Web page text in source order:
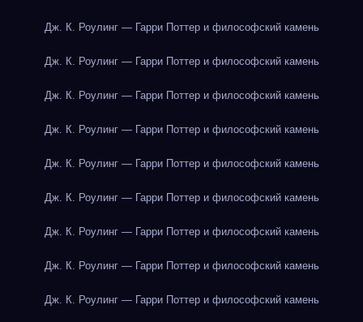
Дж. К. Роулинг — Гарри Поттер и философский камень
Дж. К. Роулинг — Гарри Поттер и философский камень
Дж. К. Роулинг — Гарри Поттер и философский камень
Дж. К. Роулинг — Гарри Поттер и философский камень
Дж. К. Роулинг — Гарри Поттер и философский камень
Дж. К. Роулинг — Гарри Поттер и философский камень
Дж. К. Роулинг — Гарри Поттер и философский камень
Дж. К. Роулинг — Гарри Поттер и философский камень
Дж. К. Роулинг — Гарри Поттер и философский камень